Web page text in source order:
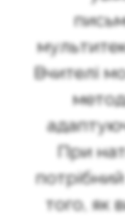
Вчителі
При
того, як